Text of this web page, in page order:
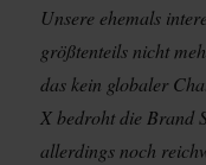
Unsere ehemals
größtenteils nicht
das kein globaler
X bedroht die Brand
allerdings noch